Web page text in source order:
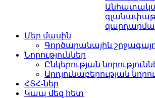
Մեր մասին
Գործարանային
Նորություններ
Ընկերության
Արդյունաբերության
ՀՏՀ-ներ
Կապ մեզ հետ